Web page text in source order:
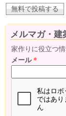
メルマガ・
家作りに役立つ
メール*